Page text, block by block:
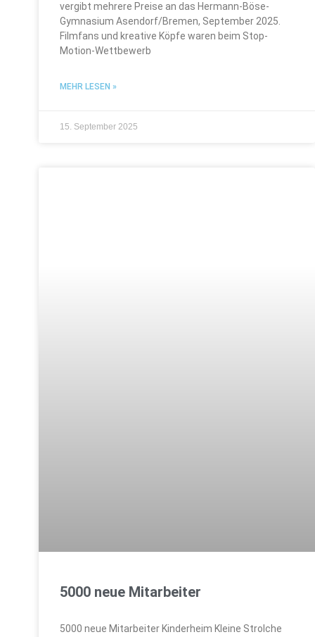
vergibt mehrere Preise an das Hermann-Böse-
Gymnasium Asendorf/Bremen, September 2025.
Filmfans und kreative Köpfe waren beim Stop-
Motion-Wettbewerb
MEHR LESEN »
15. September 2025
5000 neue Mitarbeiter
5000 neue Mitarbeiter Kinderheim Kleine Strolche